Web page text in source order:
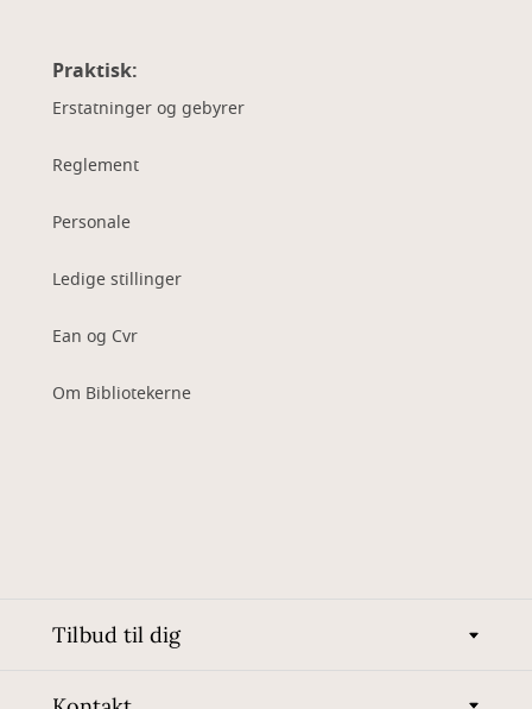
Praktisk:
Erstatninger og gebyrer
Reglement
Personale
Ledige stillinger
Ean og Cvr
Om Bibliotekerne
Tilbud til dig